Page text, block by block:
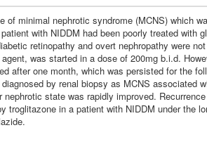
of minimal nephrotic syndrome (MCNS) which
with NIDDM had been poorly treated
retinopathy and overt nephropathy were
was started in a dose of 200mg b.i.d.
after one month, which was persisted for the
by renal biopsy as MCNS associated
nephrotic state was rapidly improved.
troglitazone in a patient with NIDDM under the